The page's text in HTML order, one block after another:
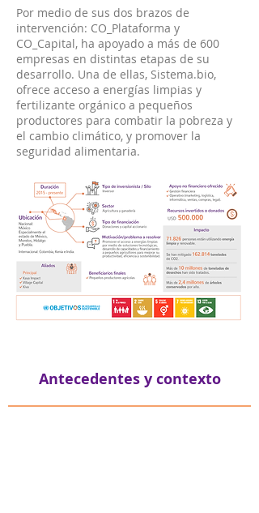
Por medio de sus dos brazos de
intervención: CO_Plataforma y
CO_Capital, ha apoyado a más de 600
empresas en distintas etapas de su
desarrollo. Una de ellas, Sistema.bio,
ofrece acceso a energías limpias y
fertilizante orgánico a pequeños
productores para combatir la pobreza y
el cambio climático, y promover la
seguridad alimentaria.
Antecedentes y contexto